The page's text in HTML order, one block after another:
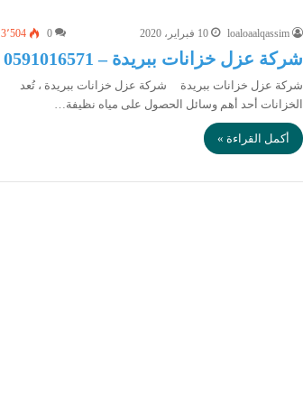
loaloaalqassim 10 فبراير، 2020 0 3٬504
شركة عزل خزانات ببريدة – 0591016571
شركة عزل خزانات ببريدة شركة عزل خزانات ببريدة ، تُعد
الخزانات أحد أهم وسائل الحصول على مياه نظيفة…
أكمل القراءة »